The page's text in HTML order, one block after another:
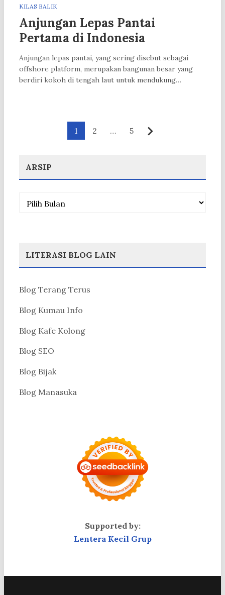
KILAS BALIK
Anjungan Lepas Pantai
Pertama di Indonesia
Anjungan lepas pantai, yang sering disebut sebagai
offshore platform, merupakan bangunan besar yang
berdiri kokoh di tengah laut untuk mendukung…
1 2 … 5
ARSIP
Arsip
LITERASI BLOG LAIN
Blog Terang Terus
Blog Kumau Info
Blog Kafe Kolong
Blog SEO
Blog Bijak
Blog Manasuka
Supported by:
Lentera Kecil Grup